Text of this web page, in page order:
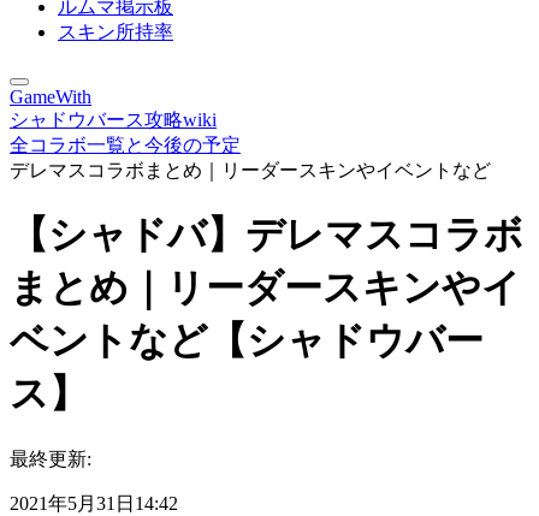
ルムマ掲示板
スキン所持率
GameWith
シャドウバース攻略wiki
全コラボ一覧と今後の予定
デレマスコラボまとめ｜リーダースキンやイベントなど
【シャドバ】デレマスコラボ
まとめ｜リーダースキンやイ
ベントなど【シャドウバー
ス】
最終更新:
2021年5月31日14:42